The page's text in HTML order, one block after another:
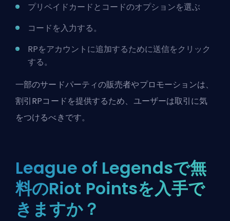
プリペイドカードとコードのオプションを選ぶ
コードを入力する。
RPをアカウントに追加するために送信をクリック
する。
一部のサードパーティの販売者やプロモーションは、
割引RPコードを提供するため、ユーザーは取引に気
をつけるべきです。
League of Legendsで無
料のRiot Pointsを入手で
きますか？